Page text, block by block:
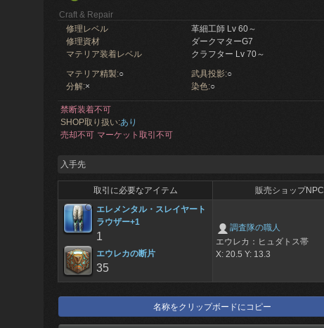
Craft & Repair
修理レベル
革細工師 Lv 60～
修理資材
ダークマターG7
マテリア装着レベル
クラフター Lv 70～
マテリア精製:○ 武具投影:○
分解:× 染色:○
禁断装着不可
SHOP取り扱い:あり
売却不可 マーケット取引不可
入手先
取引に必要なアイテム
販売ショップNPC
エレメンタル・スレイヤート
ラウザー+1
1
エウレカの断片
35
調査隊の職人
エウレカ：ヒュダトス帯
X: 20.5 Y: 13.3
名称をクリップボードにコピー